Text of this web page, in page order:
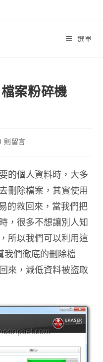
選單
案粉碎機
則留言
的個人資料時，大多
刪除檔案，其實使用
的救回來，當我們把
，很多不想讓別人知
所以我們可以利用這
我們徹底的刪除檔
來，減低資料被盜取